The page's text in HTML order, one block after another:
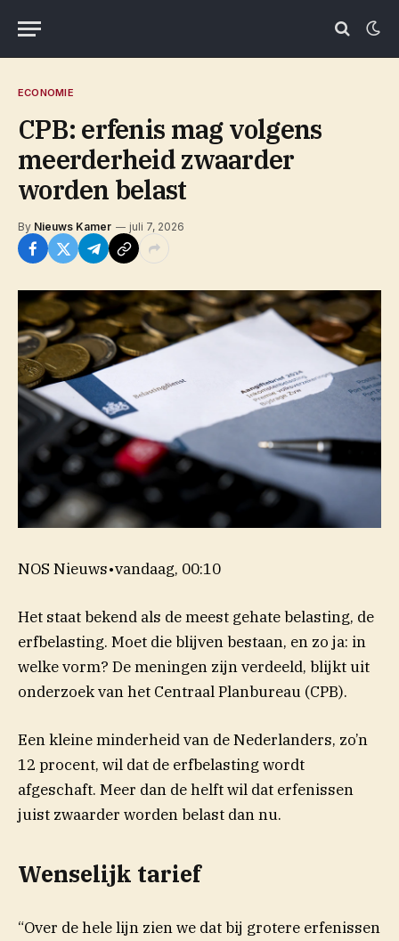
ECONOMIE
CPB: erfenis mag volgens
meerderheid zwaarder
worden belast
By Nieuws Kamer juli 7, 2026
NOS Nieuws•vandaag, 00:10
Het staat bekend als de meest gehate belasting, de
erfbelasting. Moet die blijven bestaan, en zo ja: in
welke vorm? De meningen zijn verdeeld, blijkt uit
onderzoek van het Centraal Planbureau (CPB).
Een kleine minderheid van de Nederlanders, zo’n
12 procent, wil dat de erfbelasting wordt
afgeschaft. Meer dan de helft wil dat erfenissen
juist zwaarder worden belast dan nu.
Wenselijk tarief
“Over de hele lijn zien we dat bij grotere erfenissen